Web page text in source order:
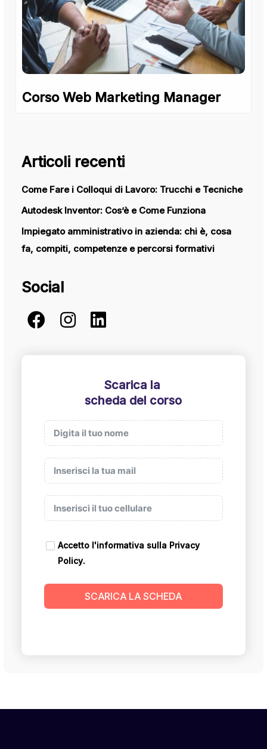
Corso Web Marketing Manager
Articoli recenti
Come Fare i Colloqui di Lavoro: Trucchi e Tecniche
Autodesk Inventor: Cos’è e Come Funziona
Impiegato amministrativo in azienda: chi è, cosa
fa, compiti, competenze e percorsi formativi
Social
Scarica la
scheda del corso
Accetto l'informativa sulla Privacy
Policy.
SCARICA LA SCHEDA